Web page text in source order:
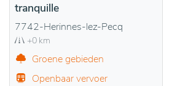
tranquille
7742-Herinnes-lez-Pecq
+0 km
Groene gebieden
Openbaar vervoer